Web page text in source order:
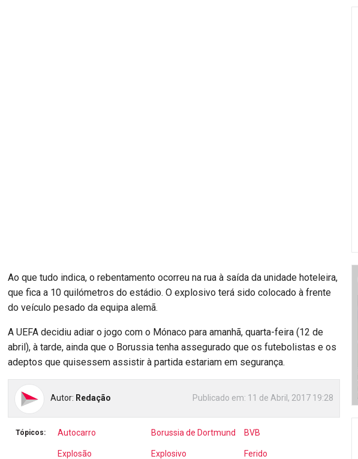
Ao que tudo indica, o rebentamento ocorreu na rua à saída da unidade hoteleira,
que fica a 10 quilómetros do estádio. O explosivo terá sido colocado à frente
do veículo pesado da equipa alemã.
A UEFA decidiu adiar o jogo com o Mónaco para amanhã, quarta-feira (12 de
abril), à tarde, ainda que o Borussia tenha assegurado que os futebolistas e os
adeptos que quisessem assistir à partida estariam em segurança.
Autor: Redação Publicado em: 11 de Abril, 2017 19:28
Tópicos: Autocarro Borussia de Dortmund BVB
Explosão Explosivo Ferido